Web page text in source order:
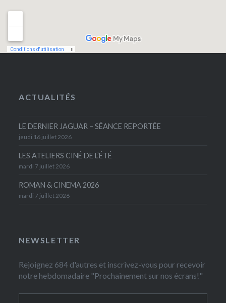
ACTUALITÉS
LE DERNIER JAGUAR – SÉANCE REPORTÉE
jeudi 16 juillet 2026
LES ATELIERS CINÉ DE L’ÉTÉ
mardi 7 juillet 2026
ROMAN & CINEMA 2026
mardi 7 juillet 2026
NEWSLETTER
Rejoignez 684 d'autres et inscrivez-vous pour recevoir
notre hebdomadaire "Prochainement sur nos écrans!"